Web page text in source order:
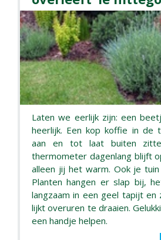
Laten we eerlijk zijn: een
heerlijk. Een kop koffie in de
aan en tot laat buiten
thermometer dagenlang blijft
alleen jij het warm. Ook je
Planten hangen er slap bij,
langzaam in een geel tapijt en
lijkt overuren te draaien.
een handje helpen.